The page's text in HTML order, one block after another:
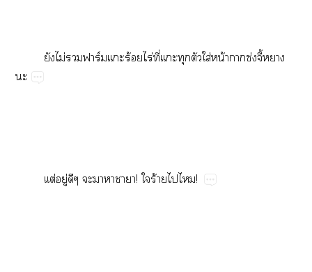
​ไม่​​ร์​ร้​ไร่​ี่​​​ใส่​น้​ซ่ี้​

ต่​ู่​​​​​!​​ร้​​!